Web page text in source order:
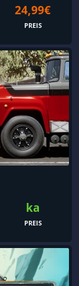
24,99€
PREIS
ka
PREIS